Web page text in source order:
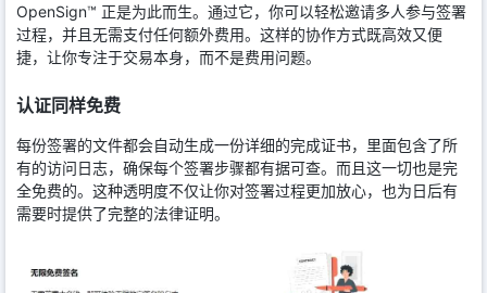
OpenSign™ 正是为此而生。通过它，你可以轻松邀请多人参与签署
过程，并且无需支付任何额外费用。这样的协作方式既高效又便
捷，让你专注于交易本身，而不是费用问题。
认证同样免费
每份签署的文件都会自动生成一份详细的完成证书，里面包含了所
有的访问日志，确保每个签署步骤都有据可查。而且这一切也是完
全免费的。这种透明度不仅让你对签署过程更加放心，也为日后有
需要时提供了完整的法律证明。